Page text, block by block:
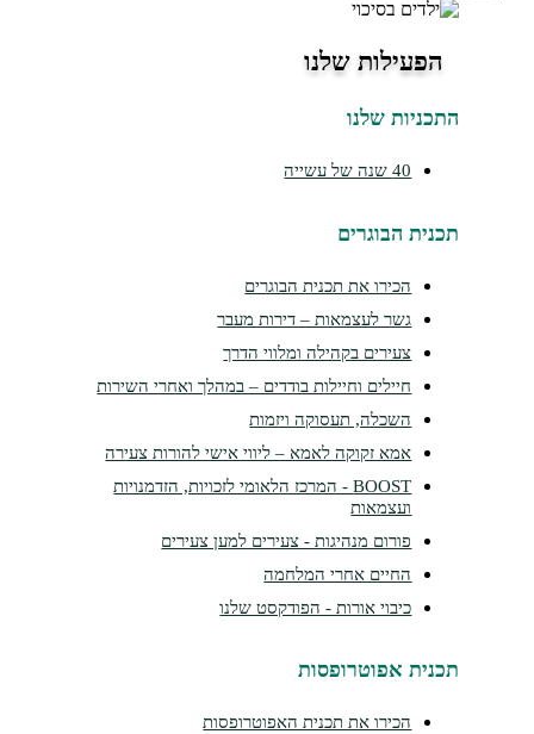
שלנו
שלנו
הבוגרים
הכירו את תכנית הבוגרים
גשר לעצמאות – דירות מעבר
צעירים בקהילה ומלווי הדרך
חיילים וחיילות בודדים – במהלך ואחרי השירות
השכלה, תעסוקה ויזמות
אמא זקוקה לאמא – ליווי אישי להורות צעירה
BOOST - המרכז הלאומי לזכויות, הזדמנויות
פורום מנהיגות - צעירים למען צעירים
החיים אחרי המלחמה
כיבוי אורות - הפודקסט שלנו
אפוטרופסות
הכירו את תכנית האפוטרופסות